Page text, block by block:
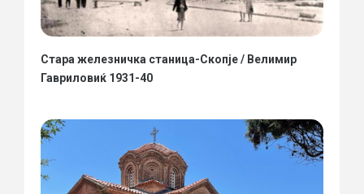
Стара железничка станица-Скопје / Велимир
Гавриловиќ 1931-40